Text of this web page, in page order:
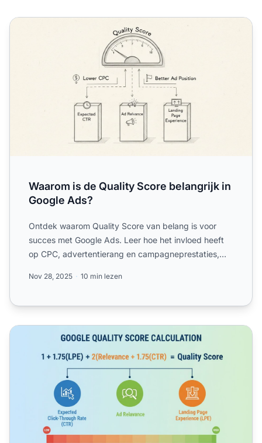
Waarom is de Quality Score belangrijk in Google Ads?
Waarom is de Quality Score belangrijk in
Google Ads?
Ontdek waarom Quality Score van belang is voor
succes met Google Ads. Leer hoe het invloed heeft
op CPC, advertentierang en campagneprestaties,
Nov 28, 2025 10 min lezen
Hoe wordt de Google Quality Score berekend?